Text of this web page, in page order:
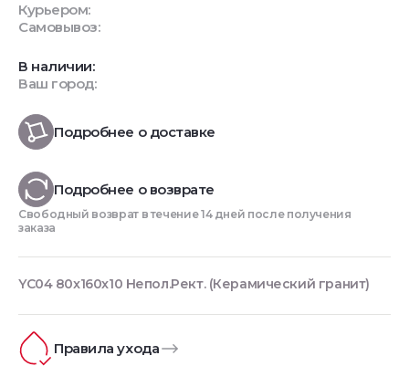
Курьером:
Самовывоз:
В наличии:
Ваш город:
Подробнее о доставке
Подробнее о возврате
Свободный возврат в течение 14 дней после получения
заказа
YC04 80x160x10 Непол.Рект. (Керамический гранит)
Правила ухода